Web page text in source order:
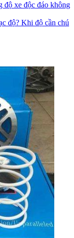
độ xe độc đáo không
độ? Khi độ cần chú